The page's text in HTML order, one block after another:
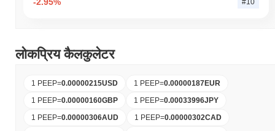
लोकप्रिय कैलकुलेटर
1 PEEP=0.00000215USD 1 PEEP=0.00000187EUR
1 PEEP=0.00000160GBP 1 PEEP=0.00033996JPY
1 PEEP=0.00000306AUD 1 PEEP=0.00000302CAD